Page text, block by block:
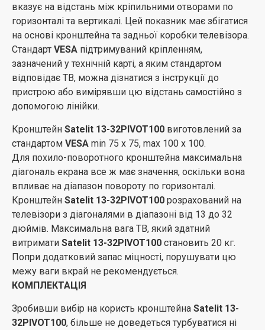
вказує на відстань між кріпильними отворами по
горизонталі та вертикалі. Цей показник має збігатися
на основі кронштейна та задньої коробки телевізора.
Стандарт VESA підтримуваний кріпленням,
зазначений у технічній карті, а яким стандартом
відповідає ТВ, можна дізнатися з інструкції до
пристрою або вимірявши цю відстань самостійно з
допомогою лінійки.
Кронштейн Satelit 13-32PIVOT100 виготовлений за
стандартом VESA min 75 x 75, max 100 x 100.
Для похило-поворотного кронштейна максимальна
діагональ екрана все ж має значення, оскільки вона
впливає на діапазон повороту по горизонталі.
Кронштейн Satelit 13-32PIVOT100 розрахований на
телевізори з діагоналями в діапазоні від 13 до 32
дюймів. Максимальна вага ТВ, який здатний
витримати Satelit 13-32PIVOT100 становить 20 кг.
Попри додатковий запас міцності, порушувати цю
межу ваги вкрай не рекомендується.
КОМПЛЕКТАЦІЯ
Зробивши вибір на користь кронштейна Satelit 13-
32PIVOT100, більше не доведеться турбуватися ні